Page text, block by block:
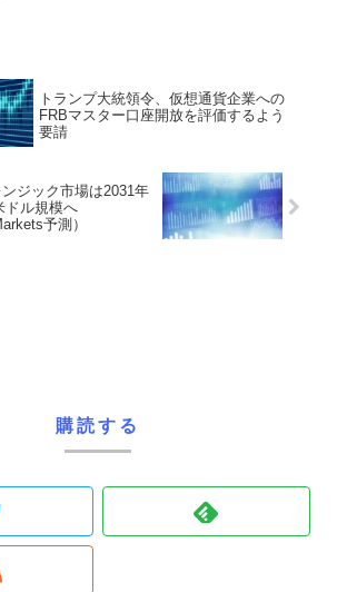
トランプ大統領令、仮想通貨企業への
FRBマスター口座開放を評価するよう
要請
ジック市場は2031年
ドル規模へ
予測）
購読する